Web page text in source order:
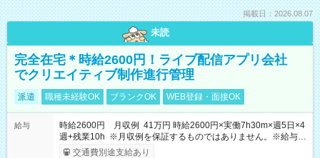
掲載日：2026.08.07
未読
完全在宅＊時給2600円！ライブ配信アプリ会社
でクリエイティブ制作進行管理
派遣 職種未経験OK ブランクOK WEB登録・面接OK
給与
時給2600円 月収例 41万円 時給2600円×実働7h30m×週5日×4
週+残業10h ※月収例を保証するものではありません。※給与即
受取りサービス利用可（利用条件有）
交通費別途支給あり